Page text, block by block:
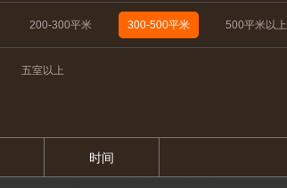
200-300平米 300-500平米 500平米以上
五室以上
时间